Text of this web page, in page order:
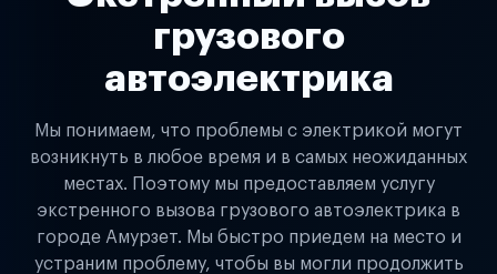
грузового
автоэлектрика
Мы понимаем, что проблемы с электрикой могут
возникнуть в любое время и в самых неожиданных
местах. Поэтому мы предоставляем услугу
экстренного вызова грузового автоэлектрика в
городе Амурзет. Мы быстро приедем на место и
устраним проблему, чтобы вы могли продолжить